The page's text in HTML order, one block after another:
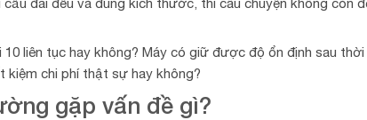
liên tục hay không? Máy có giữ được độ ổn định sau thời
kiệm chi phí thật sự hay không?
gặp vấn đề gì?